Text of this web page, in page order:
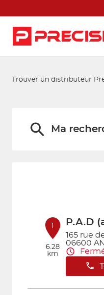
Trouver un distributeur
Ma
1
6.28
km
P.A.D
165 rue
06600